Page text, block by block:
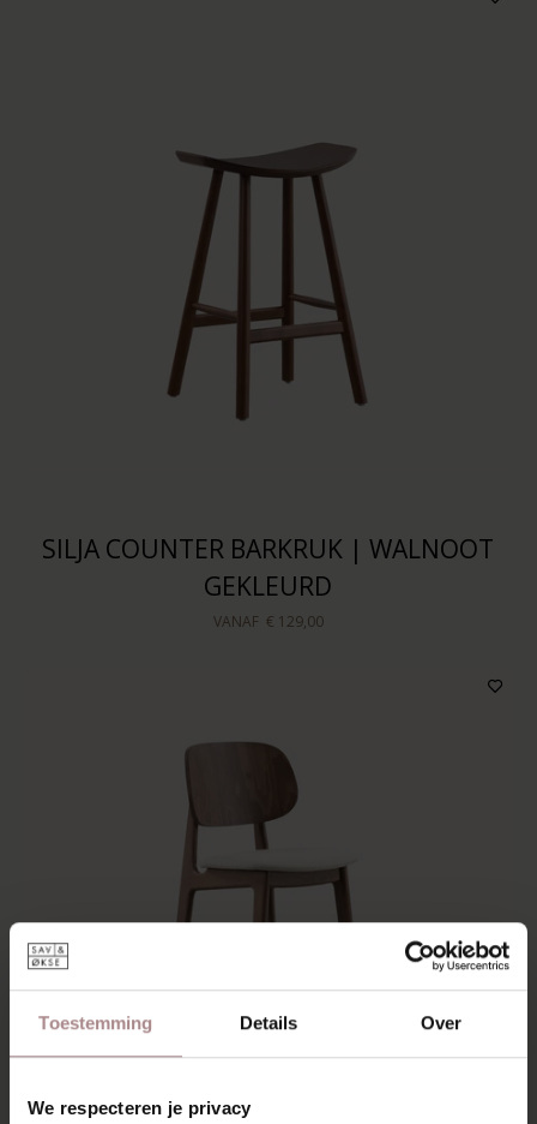
Toestemming Details Over
We respecteren je privacy
SILJA COUNTER BARKRUK | WALNOOT
GEKLEURD
VANAF € 129,00